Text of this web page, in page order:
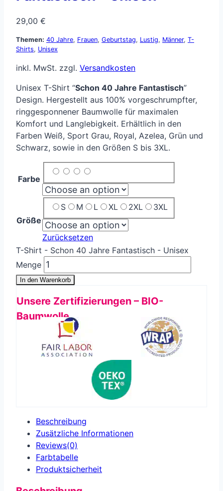
29,00 €
Themen: 40 Jahre, Frauen, Geburtstag, Lustig, Männer, T-
Shirts, Unisex
inkl. MwSt. zzgl. Versandkosten
Unisex T-Shirt “Schon 40 Jahre Fantastisch”
Design. Hergestellt aus 100% vorgeschrumpfter,
ringgesponnener Baumwolle für maximalen
Komfort und Langlebigkeit. Erhältlich in den
Farben Weiß, Sport Grau, Royal, Azelea, Grün und
Schwarz, sowie in den Größen S bis 3XL.
Farbe
Größe
S M L XL 2XL 3XL
Zurücksetzen
T-Shirt - Schon 40 Jahre Fantastisch - Unisex
Menge
In den Warenkorb
Unsere Zertifizierungen – BIO-
Baumwolle
Beschreibung
Zusätzliche Informationen
Reviews(0)
Farbtabelle
Produkt­sicherheit